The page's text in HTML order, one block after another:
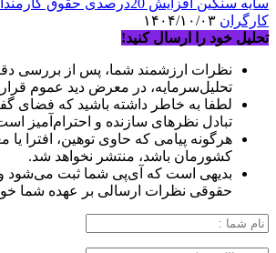
کارگران
تحلیل خود را ارسال کنید!
نظرات ارزشمند شما، پس از بررسی
تحلیل‌سرمایه، در معرض دید عموم
لطفا به خاطر داشته باشید که فضای
تبادل نظرهای سازنده و احترام‌آمیز
هرگونه پیامی که حاوی توهین، افترا یا
کشورمان باشد، منتشر نخواهد شد.
بدیهی است که آی‌پی شما ثبت می‌شود
حقوقی نظرات ارسالی بر عهده شما